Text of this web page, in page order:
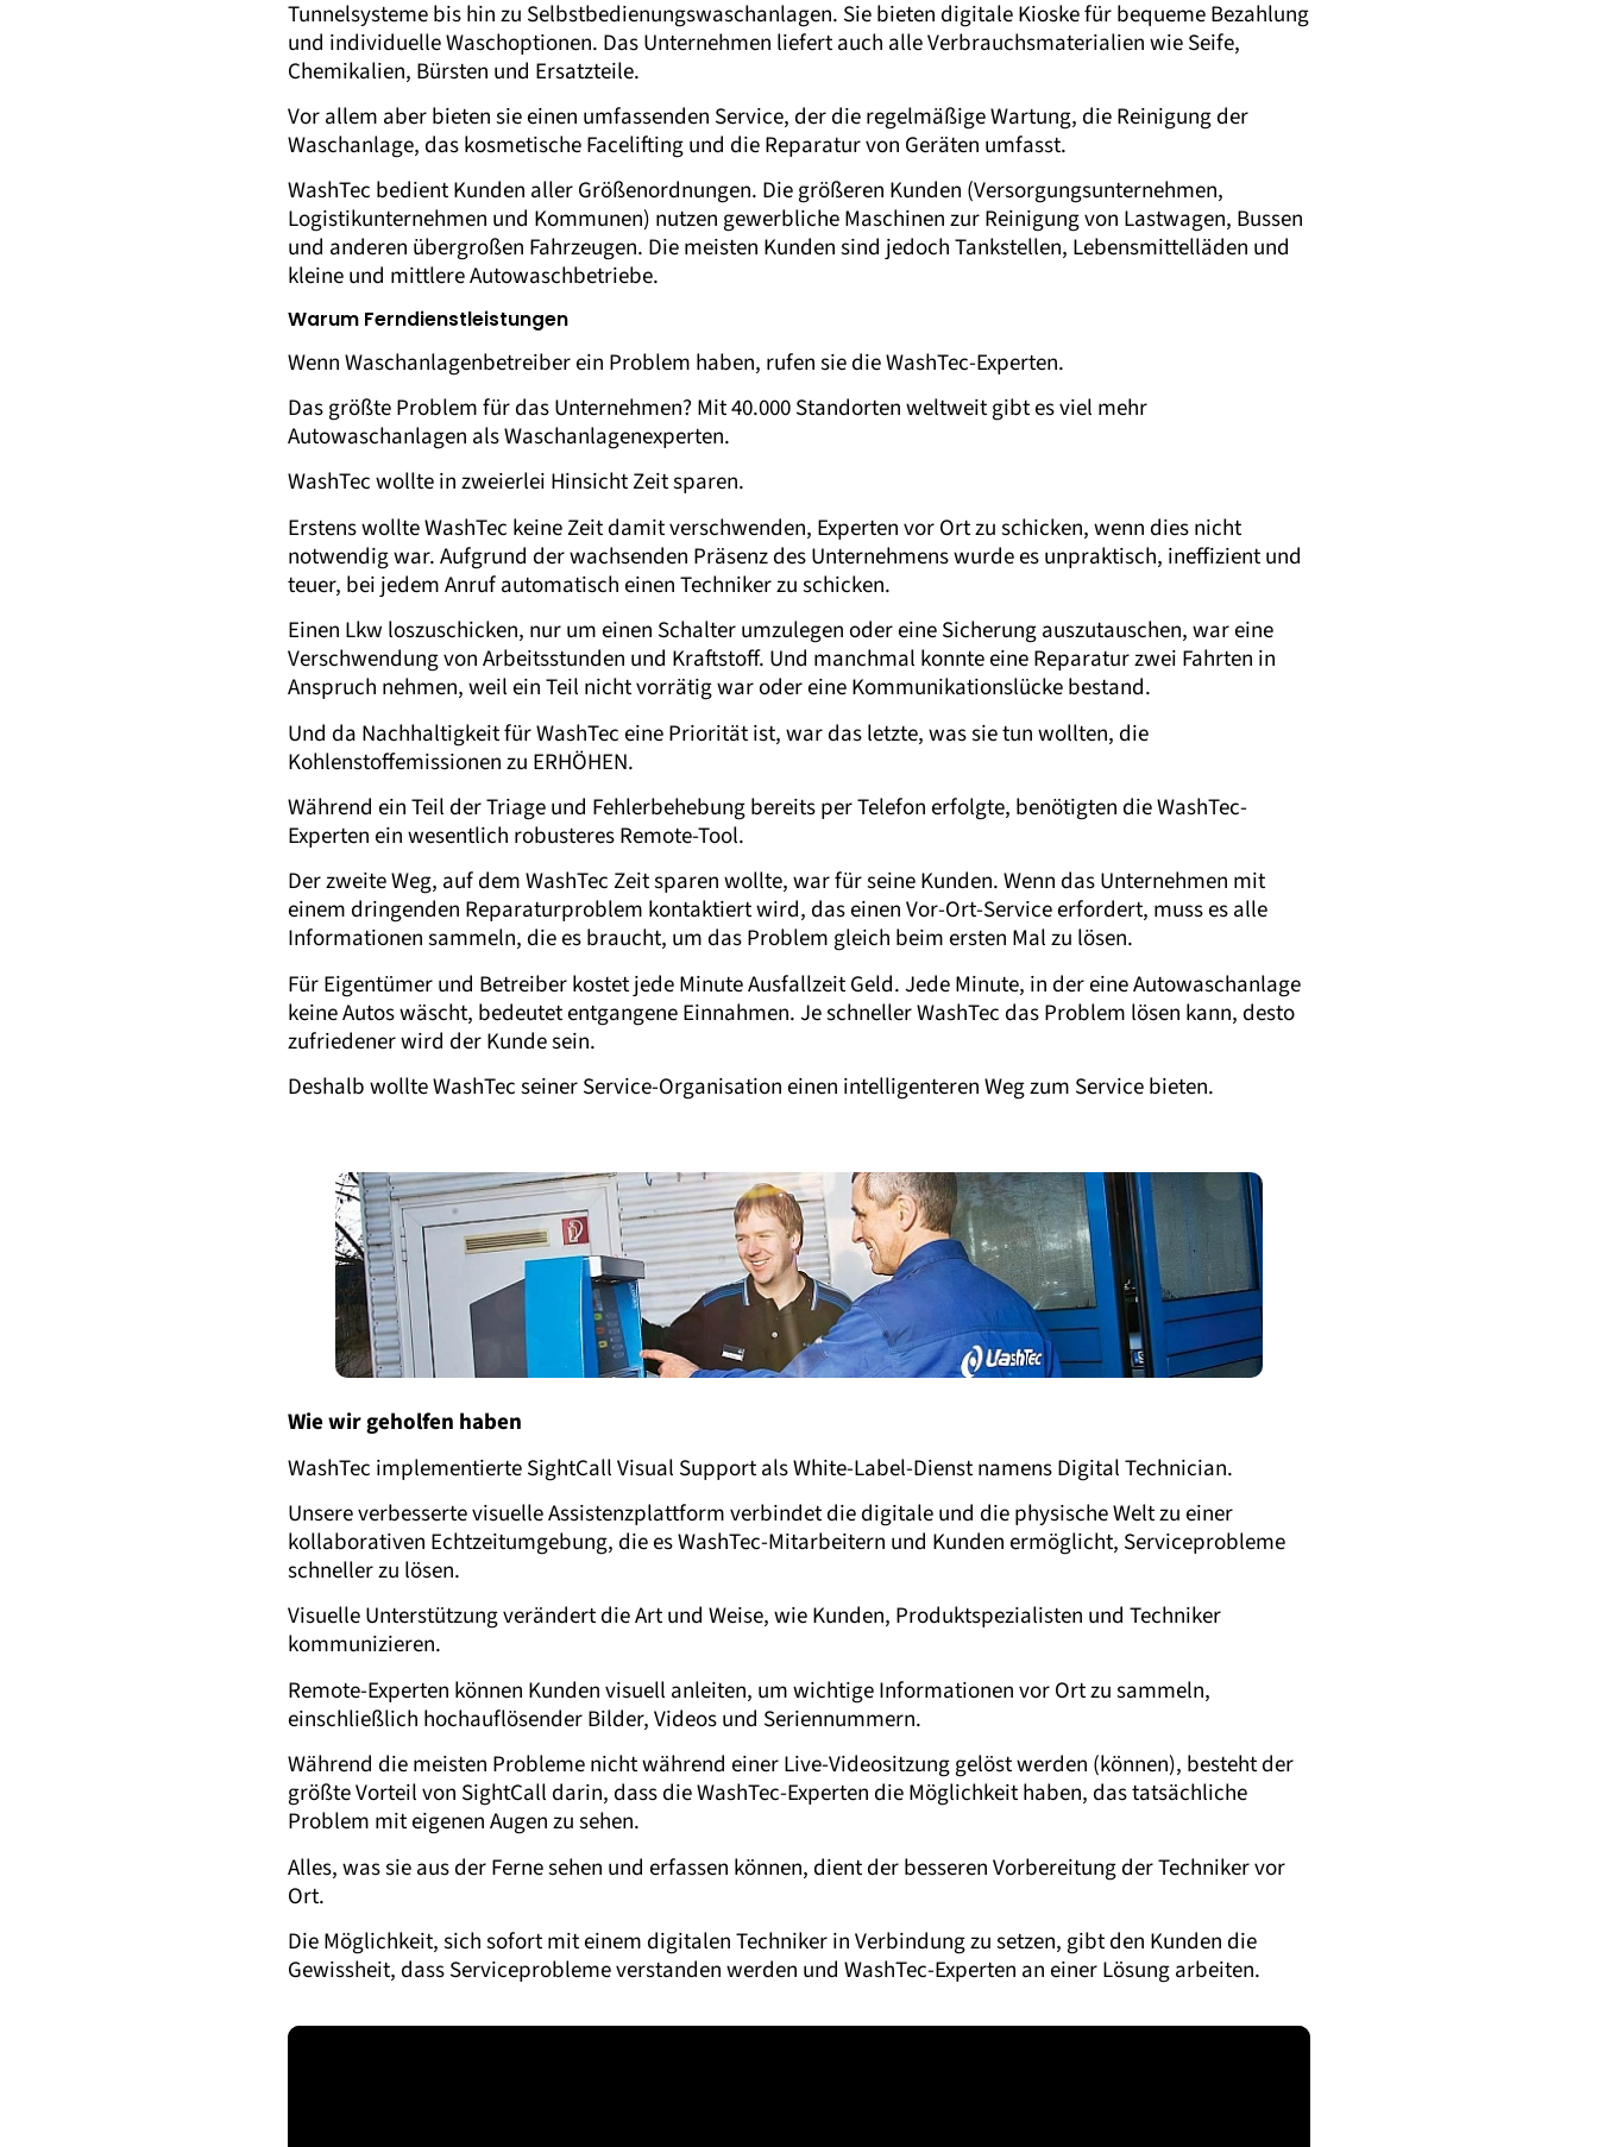
Tunnelsysteme bis hin zu Selbstbedienungswaschanlagen. Sie bieten digitale Kioske für bequeme Bezahlung
und individuelle Waschoptionen. Das Unternehmen liefert auch alle Verbrauchsmaterialien wie Seife,
Chemikalien, Bürsten und Ersatzteile.
Vor allem aber bieten sie einen umfassenden Service, der die regelmäßige Wartung, die Reinigung der
Waschanlage, das kosmetische Facelifting und die Reparatur von Geräten umfasst.
WashTec bedient Kunden aller Größenordnungen. Die größeren Kunden (Versorgungsunternehmen,
Logistikunternehmen und Kommunen) nutzen gewerbliche Maschinen zur Reinigung von Lastwagen, Bussen
und anderen übergroßen Fahrzeugen. Die meisten Kunden sind jedoch Tankstellen, Lebensmittelläden und
kleine und mittlere Autowaschbetriebe.
Warum Ferndienstleistungen
Wenn Waschanlagenbetreiber ein Problem haben, rufen sie die WashTec-Experten.
Das größte Problem für das Unternehmen? Mit 40.000 Standorten weltweit gibt es viel mehr
Autowaschanlagen als Waschanlagenexperten.
WashTec wolltein zweierlei Hinsicht Zeit sparen.
Erstens wollte WashTec keine Zeit damit verschwenden, Experten vor Ort zu schicken, wenn dies nicht
notwendig war. Aufgrund der wachsenden Präsenz des Unternehmens wurde es unpraktisch, ineffizient und
teuer, bei jedem Anruf automatisch einen Techniker zu schicken.
Einen Lkw loszuschicken, nur um einen Schalter umzulegen oder eine Sicherung auszutauschen, war eine
Verschwendung von Arbeitsstunden und Kraftstoff. Und manchmal konnte eine Reparatur zwei Fahrten in
Anspruch nehmen, weil ein Teil nicht vorrätig war oder eine Kommunikationslücke bestand.
Und da Nachhaltigkeit für WashTec eine Priorität ist, war das letzte, was sie tun wollten, die
Kohlenstoffemissionen zu ERHÖHEN.
Während ein Teil der Triage und Fehlerbehebung bereits per Telefon erfolgte, benötigten die WashTec-
Experten ein wesentlich robusteres Remote-Tool.
Der zweite Weg, auf dem WashTec Zeit sparen wollte, war für seine Kunden. Wenn das Unternehmen mit
einem dringenden Reparaturproblem kontaktiert wird, das einen Vor-Ort-Service erfordert, muss es alle
Informationen sammeln, die es braucht, um das Problem gleich beim ersten Mal zu lösen.
Für Eigentümer und Betreiber kostet jede Minute Ausfallzeit Geld. Jede Minute, in der eine Autowaschanlage
keine Autos wäscht, bedeutet entgangene Einnahmen. Je schneller WashTec das Problem lösen kann, desto
zufriedener wird der Kunde sein.
Deshalb wollte WashTec seiner Service-Organisation einen intelligenteren Weg zum Service bieten.
Wie wir geholfen haben
WashTec implementierte SightCall Visual Support als White-Label-Dienst namens Digital Technician.
Unsere verbesserte visuelle Assistenzplattform verbindet die digitale und die physische Welt zu einer
kollaborativen Echtzeitumgebung, die es WashTec-Mitarbeitern und Kunden ermöglicht, Serviceprobleme
schneller zu lösen.
Visuelle Unterstützung verändert die Art und Weise, wie Kunden, Produktspezialisten und Techniker
kommunizieren.
Remote-Experten können Kunden visuell anleiten, um wichtige Informationen vor Ort zu sammeln,
einschließlich hochauflösender Bilder, Videos und Seriennummern.
Während die meisten Probleme nicht während einer Live-Videositzung gelöst werden (können), besteht der
größte Vorteil von SightCall darin, dass die WashTec-Experten die Möglichkeit haben, das tatsächliche
Problem mit eigenen Augen zu sehen.
Alles, was sie aus der Ferne sehen und erfassen können, dient der besseren Vorbereitung der Techniker vor
Ort.
Die Möglichkeit, sich sofort mit einem digitalen Techniker in Verbindung zu setzen, gibt den Kunden die
Gewissheit, dass Serviceprobleme verstanden werden und WashTec-Experten an einer Lösung arbeiten.